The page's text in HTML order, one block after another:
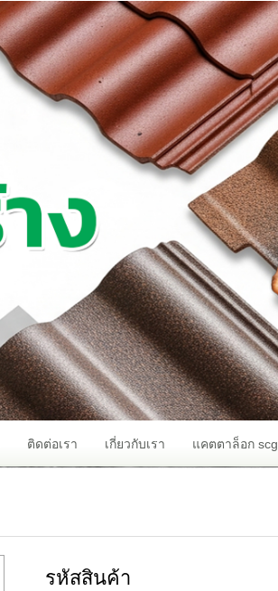
ติดต่อเรา เกี่ยวกับเรา แคตตาล็อก scg
รหัสสินค้า